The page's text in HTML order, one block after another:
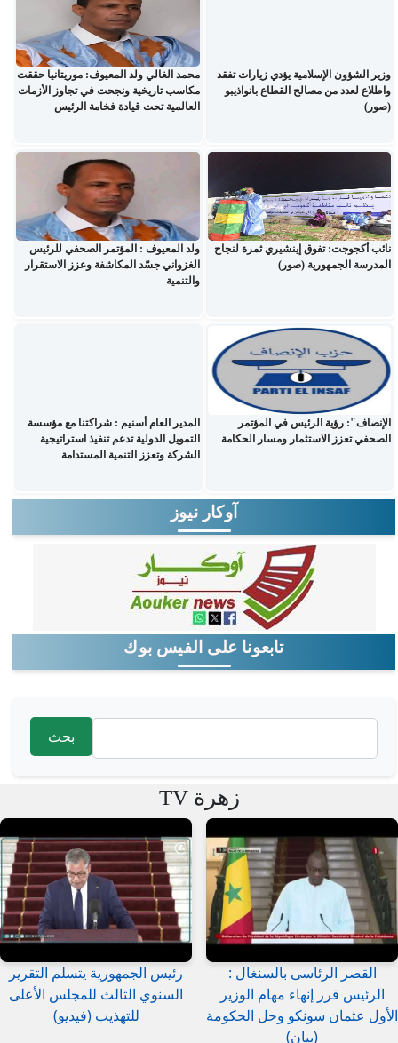
وزير الشؤون الإسلامية يؤدي زيارات تفقد
واطلاع لعدد من مصالح القطاع بانواذيبو
(صور)
محمد الغالي ولد المعيوف: موريتانيا حققت
مكاسب تاريخية ونجحت في تجاوز الأزمات
العالمية تحت قيادة فخامة الرئيس
نائب أكجوجت: تفوق إينشيري ثمرة لنجاح
المدرسة الجمهورية (صور)
ولد المعيوف : المؤتمر الصحفي للرئيس
الغزواني جسّد المكاشفة وعزز الاستقرار
والتنمية
الإنصاف": رؤية الرئيس في المؤتمر
الصحفي تعزز الاستثمار ومسار الحكامة
المدير العام أسنيم : شراكتنا مع مؤسسة
التمويل الدولية تدعم تنفيذ استراتيجية
الشركة وتعزز التنمية المستدامة
آوكار نيوز
تابعونا على الفيس بوك
‏بحث ‏
زهرة TV
القصر الرئاسى بالسنغال :
الرئيس قرر إنهاء مهام الوزير
الأول عثمان سونكو وحل الحكومة
(بيان)
رئيس الجمهورية يتسلم التقرير
السنوي الثالث للمجلس الأعلى
للتهذيب (فيديو)